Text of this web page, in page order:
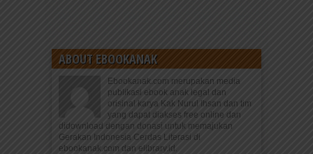
ABOUT EBOOKANAK
Ebookanak.com merupakan media
publikasi ebook anak legal dan
orisinal karya Kak Nurul Ihsan dan tim
yang dapat diakses free online dan
didownload dengan donasi untuk memajukan
Gerakan Indonesia Cerdas Literasi di
ebookanak.com dan elibrary.id.